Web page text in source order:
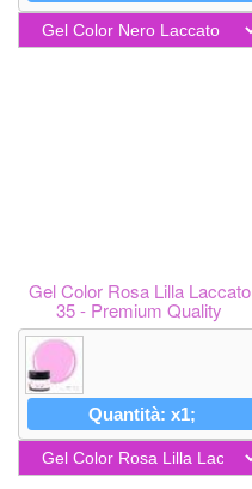
Gel Color Rosa Lilla Laccato
35 - Premium Quality
Quantità: x1;